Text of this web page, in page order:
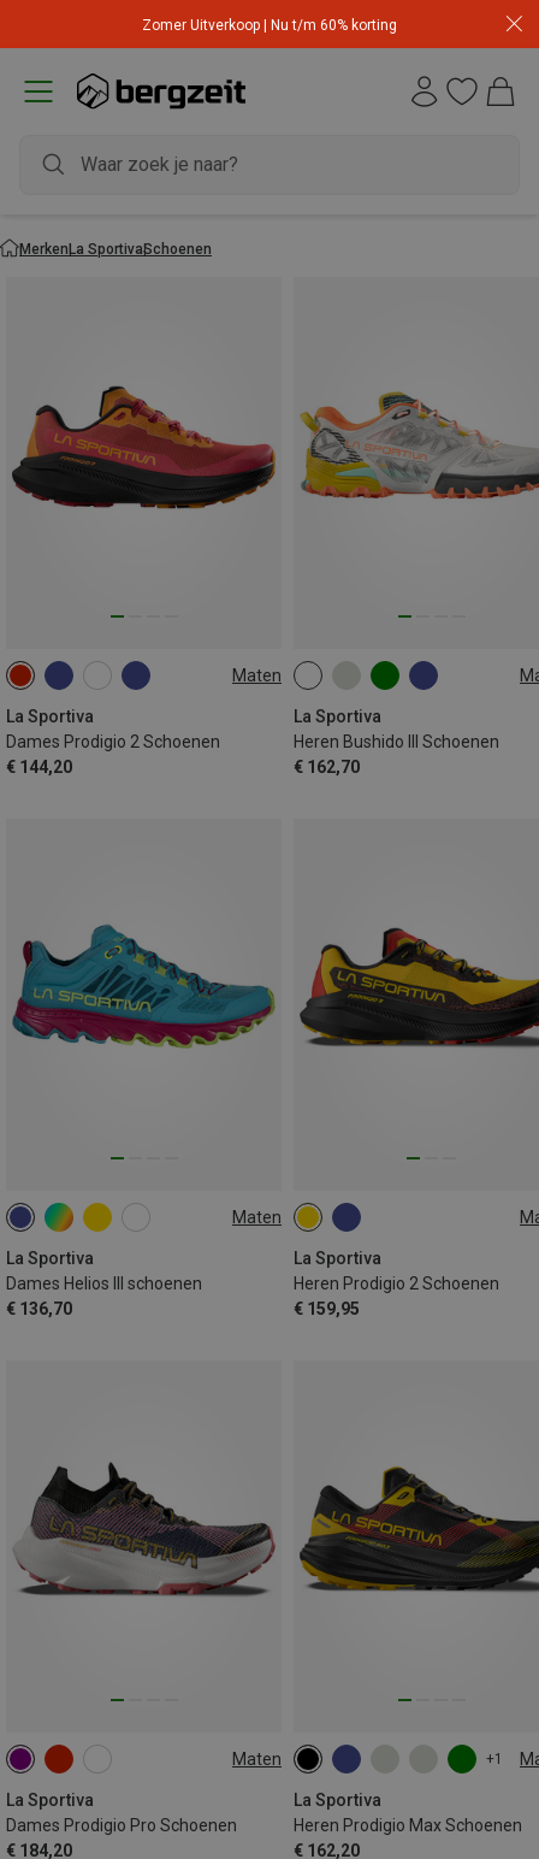
Zomer Uitverkoop | Nu t/m 60% korting
MerkenLa SportivaSchoenen
Maten
La Sportiva
Dames Prodigio 2 Schoenen
€ 144,20
La Sportiva
Heren Bushido III Schoenen
€ 162,70
42 43.5
Maten
La Sportiva
Dames Helios III schoenen
€ 136,70
37 37.5 38
39.5
40.5
La Sportiva
Heren Prodigio 2 Schoenen
€ 159,95
41 42
Maten
La Sportiva
Dames Prodigio Pro Schoenen
€ 184,20
37 38 40
+1
La Sportiva
Heren Prodigio Max Schoenen
€ 162,20